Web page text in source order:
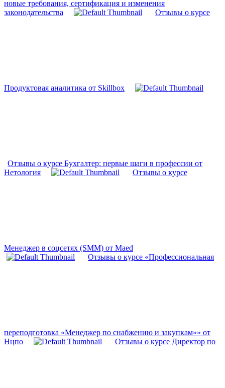
новые требования, сертификация и изменения
законодательства
Отзывы о курсе
Продуктовая аналитика от Skillbox
Отзывы о курсе Бухгалтер: первые шаги в профессии от
Нетология
Отзывы о курсе
Менеджер в соцсетях (SMM) от Maed
Отзывы о курсе «Профессиональная
переподготовка «Менеджер по снабжению и закупкам»» от
Нцпо
Отзывы о курсе Директор по